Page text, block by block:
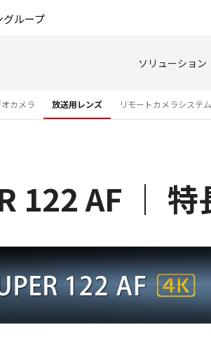
グループ
ソリューション
カメラ 放送用レンズ リモートカメラシステム
122 AF ｜ 特